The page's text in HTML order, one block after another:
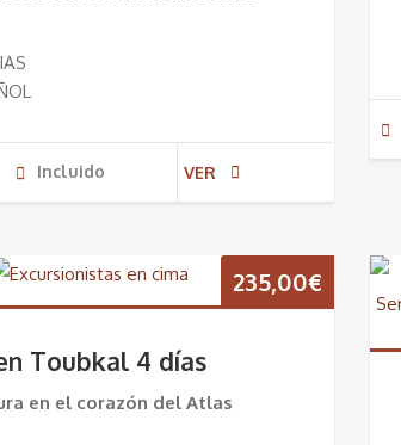
Incluido VER
235,00€
Toubkal 4 días
en el corazón del Atlas